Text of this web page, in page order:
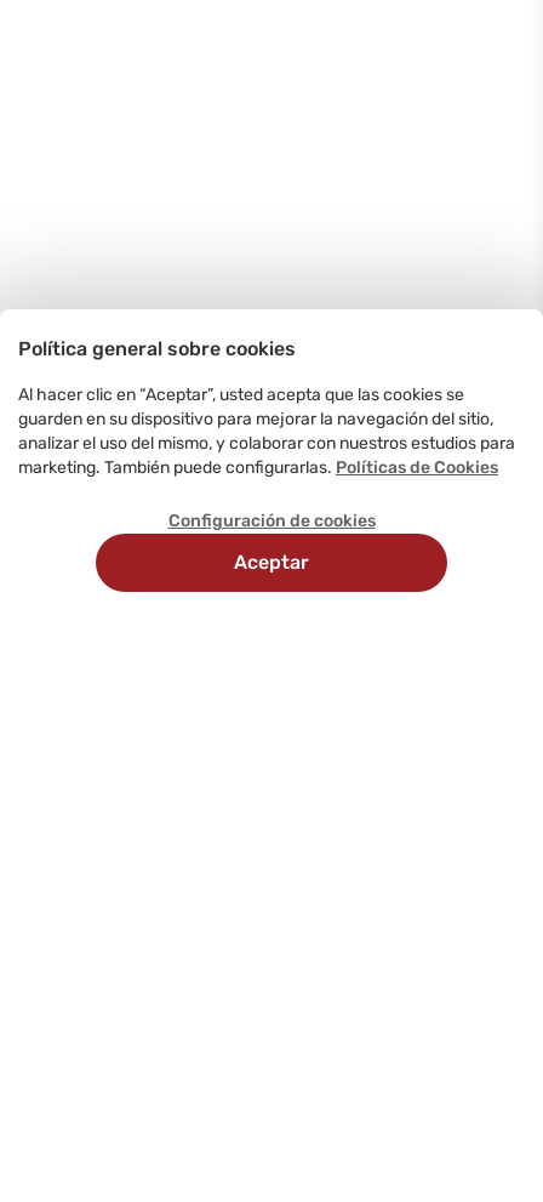
Política general sobre cookies
Al hacer clic en “Aceptar”, usted acepta que las cookies se
guarden en su dispositivo para mejorar la navegación del sitio,
analizar el uso del mismo, y colaborar con nuestros estudios para
marketing. También puede configurarlas. Políticas de Cookies
Configuración de cookies
Aceptar